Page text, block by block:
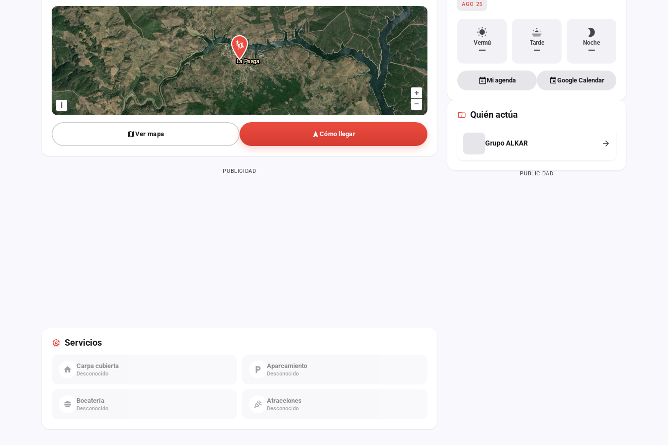
+
–
i
Ver mapa Cómo llegar
PUBLICIDAD
Servicios
Carpa cubierta
Desconocido
Aparcamiento
Desconocido
Bocatería
Desconocido
Atracciones
Desconocido
AGO 25
Vermú
—
Tarde
—
Noche
—
Mi agenda Google Calendar
Quién actúa
Grupo ALKAR
PUBLICIDAD
Iniciar sesión
Crear cuenta